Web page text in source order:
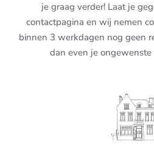
je graag verder! Laat je
contactpagina en wij nemen
binnen 3 werkdagen nog geen
dan even je